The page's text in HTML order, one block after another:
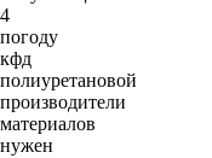
4
погоду
кфд
полиуретановой
производители
материалов
нужен